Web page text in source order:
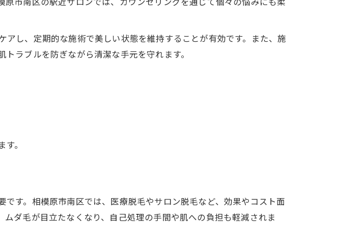
体験を実現
し、定期的な施術で美しい状態を維持することが有効です。また、施
ラブルを防ぎながら清潔な手元を守れます。
。
す。相模原市南区では、医療脱毛やサロン脱毛など、効果やコスト面
ダ毛が目立たなくなり、自己処理の手間や肌への負担も軽減されま